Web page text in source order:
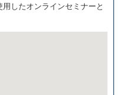
したオンラインセミナーと